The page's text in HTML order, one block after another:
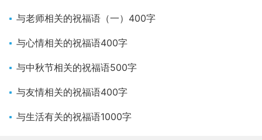
与老师相关的祝福语（一）400字
与心情相关的祝福语400字
与中秋节相关的祝福语500字
与友情相关的祝福语400字
与生活有关的祝福语1000字